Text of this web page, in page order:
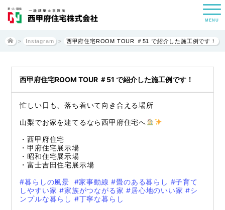
MENU
> Instagram > 西甲府住宅ROOM TOUR ＃51 で紹介した施工例です！
西甲府住宅ROOM TOUR ＃51 で紹介した施工例です！
忙しい日も、落ち着いて向き合える場所
山梨でお家を建てるなら西甲府住宅へ
・西甲府住宅
・甲府住宅展示場
・昭和住宅展示場
・富士吉田住宅展示場
#暮らしの風景
#家事動線 #畳のある暮らし #子育て
しやすい家 #家族がつながる家 #居心地のいい家 #シ
ンプルな暮らし #丁寧な暮らし